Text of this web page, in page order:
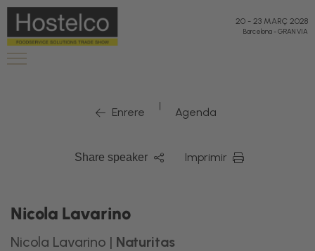
20 - 23 MARÇ 2028
Barcelona-GRAN VIA
Enrere | Agenda
Share speaker Imprimir
Nicola Lavarino
Nicola Lavarino | Naturitas